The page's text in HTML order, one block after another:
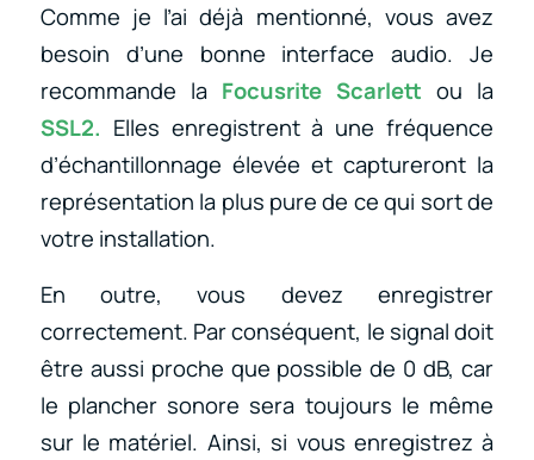
Comme je l’ai déjà mentionné, vous avez
besoin d’une bonne interface audio. Je
recommande la Focusrite Scarlettou la
SSL2. Elles enregistrent à une fréquence
d’échantillonnage élevée et captureront la
représentation la plus pure de ce qui sort de
votre installation.
En outre, vous devez enregistrer
correctement. Par conséquent, le signal doit
être aussi proche que possible de 0 dB, car
le plancher sonore sera toujours le même
sur le matériel. Ainsi, si vous enregistrez à